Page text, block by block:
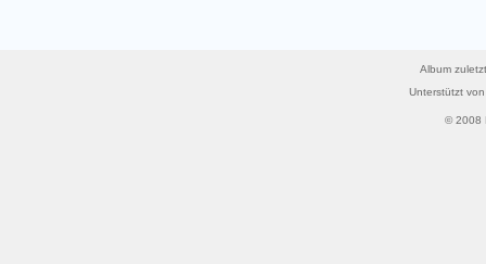
Album
Unterstützt
© 2008